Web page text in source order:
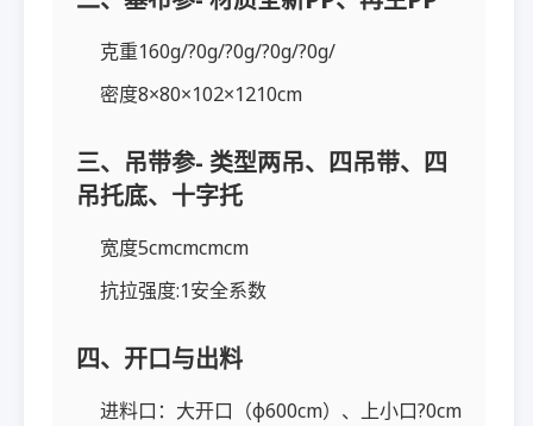
克重160g/?0g/?0g/?0g/?0g/
密度8×80×102×1210cm
三、吊带参- 类型两吊、四吊带、四
吊托底、十字托
宽度5cmcmcmcm
抗拉强度:1安全系数
四、开口与出料
进料口：大开口（φ600cm）、上小口?0cm